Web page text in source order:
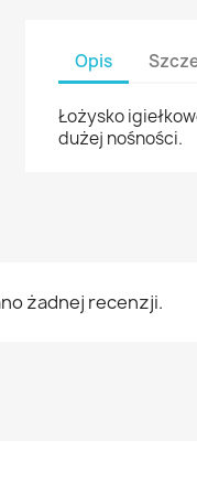
Opis
Łożysko
dużej nośności.
żadnej recenzji.